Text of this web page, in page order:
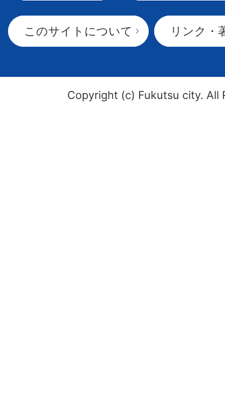
このサイトについて リンク・
Copyright (c) Fukutsu city. All